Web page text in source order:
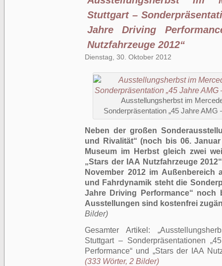
Stuttgart –
Jahre Driving
Nutzfahrzeuge 2012“
Dienstag, 30. Oktober 2012
Ausstellungsherbst im
Sonderpräsentation „45 Jahre
Neben der großen
und Rivalität“ (noch bis 06.
Museum im Herbst gleich zwei
„Stars der IAA Nutzfahrzeuge
November 2012 im Außenbereich
und Fahrdynamik steht die
Jahre Driving Performance“ noch
Ausstellungen sind kostenfrei
Bilder)
Gesamter Artikel:
Stuttgart – Sonderpräsentationen
Performance“ und „Stars der IAA
(333 Wörter, 2 Bilder)